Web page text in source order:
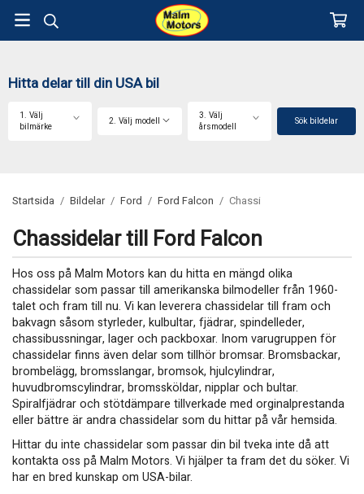
Hitta delar till din USA bil
1. Välj
bilmärke
2. Välj modell
3. Välj
årsmodell
Sök bildelar
Startsida / Bildelar / Ford / Ford Falcon / Chassi
Chassidelar till Ford Falcon
Hos oss på Malm Motors kan du hitta en mängd olika
chassidelar som passar till amerikanska bilmodeller från 1960-
talet och fram till nu. Vi kan leverera chassidelar till fram och
bakvagn såsom styrleder, kulbultar, fjädrar, spindelleder,
chassibussningar, lager och packboxar. Inom varugruppen för
chassidelar finns även delar som tillhör bromsar. Bromsbackar,
brombelägg, bromsslangar, bromsok, hjulcylindrar,
huvudbromscylindrar, bromssköldar, nipplar och bultar.
Spiralfjädrar och stötdämpare tillverkade med orginalprestanda
eller bättre är andra chassidelar som du hittar på vår hemsida.
Hittar du inte chassidelar som passar din bil tveka inte då att
kontakta oss på Malm Motors. Vi hjälper ta fram det du söker. Vi
har en bred kunskap om USA-bilar.